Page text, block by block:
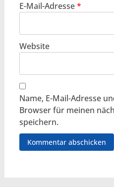
E-Mail-Adresse*
Website
Name, E-Mail-Adresse
Browser für meinen
speichern.